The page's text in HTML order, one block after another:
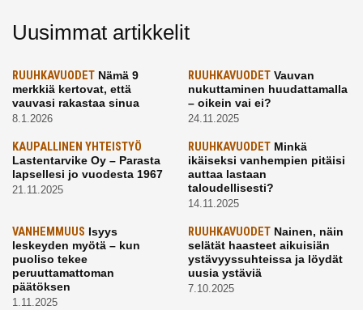
Uusimmat artikkelit
RUUHKAVUODET Nämä 9
merkkiä kertovat, että
vauvasi rakastaa sinua
8.1.2026
RUUHKAVUODETVauvan
nukuttaminen huudattamalla
– oikein vai ei?
24.11.2025
KAUPALLINEN YHTEISTYÖ
Lastentarvike Oy – Parasta
lapsellesi jo vuodesta 1967
21.11.2025
RUUHKAVUODETMinkä
ikäiseksi vanhempien pitäisi
auttaa lastaan
taloudellisesti?
14.11.2025
VANHEMMUUS Isyys
leskeyden myötä – kun
puoliso tekee
peruuttamattoman
päätöksen
1.11.2025
RUUHKAVUODETNainen, näin
selätät haasteet aikuisiän
ystävyyssuhteissa ja löydät
uusia ystäviä
7.10.2025